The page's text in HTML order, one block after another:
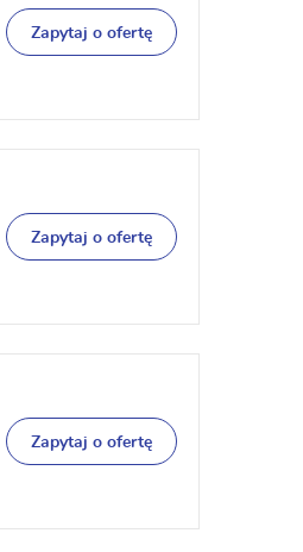
Zapytaj o ofertę
Zapytaj o ofertę
Zapytaj o ofertę